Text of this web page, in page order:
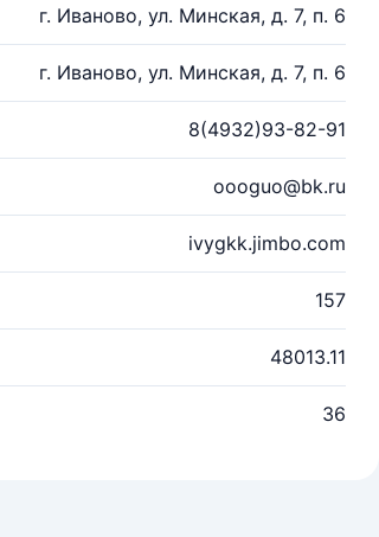
г. Иваново, ул. Минская, д. 7, п. 6
г. Иваново, ул. Минская, д. 7, п. 6
8(4932)93-82-91
oooguo@bk.ru
ivygkk.jimbo.com
157
48013.11
36